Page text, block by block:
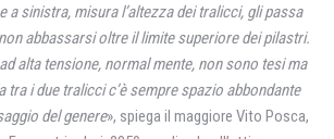
a sinistra, misura l’altezza dei tralicci, gli passa
abbassarsi oltre il limite superiore dei pilastri.
alta tensione, normal mente, non sono tesi ma
tra i due tralicci c’è sempre spazio abbondante
del genere», spiega il maggiore Vito Posca,